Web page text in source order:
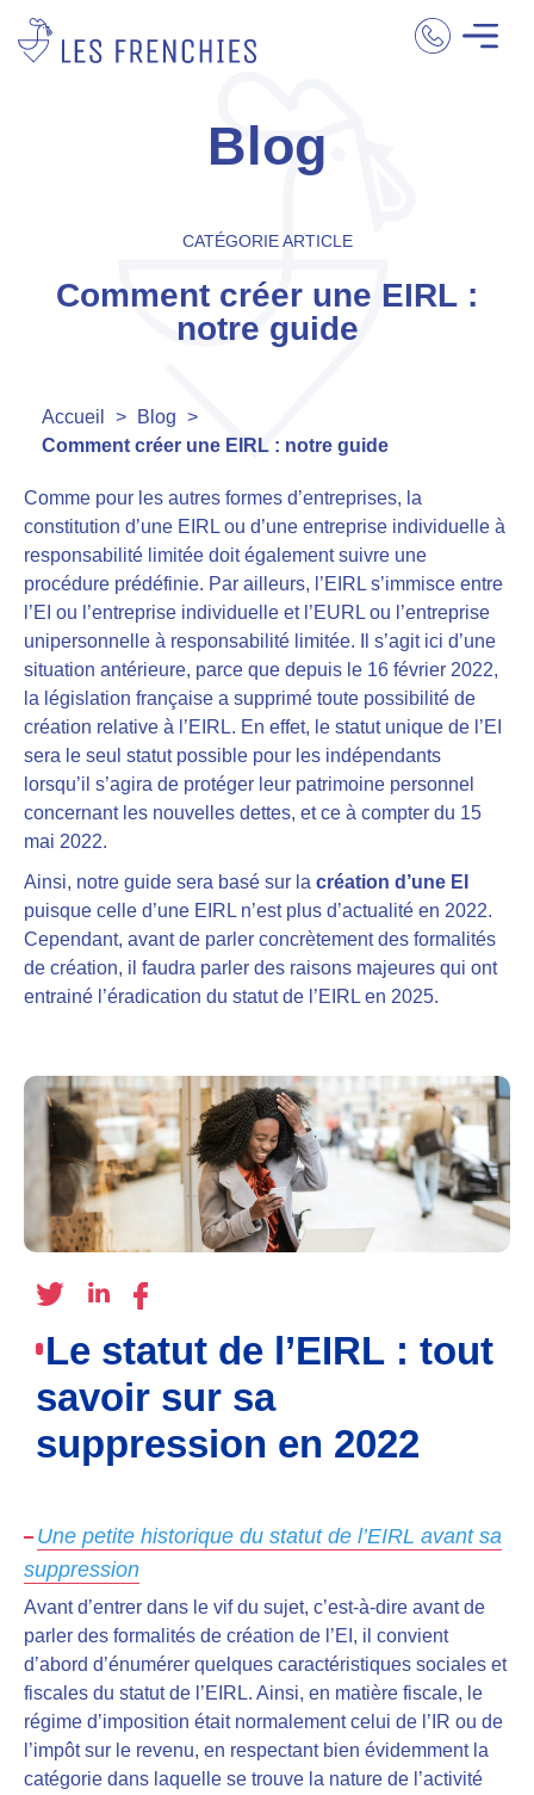
Blog
CATÉGORIE ARTICLE
Comment créer une EIRL :
notre guide
Accueil > Blog >
Comment créer une EIRL : notre guide
Comme pour les autres formes d’entreprises, la
constitution d’une EIRL ou d’une entreprise individuelle à
responsabilité limitée doit également suivre une
procédure prédéfinie. Par ailleurs, l’EIRL s’immisce entre
l’EI ou l’entreprise individuelle et l’EURL ou l’entreprise
unipersonnelle à responsabilité limitée. Il s’agit ici d’une
situation antérieure, parce que depuis le 16 février 2022,
la législation française a supprimé toute possibilité de
création relative à l’EIRL. En effet, le statut unique de l’EI
sera le seul statut possible pour les indépendants
lorsqu’il s’agira de protéger leur patrimoine personnel
concernant les nouvelles dettes, et ce à compter du 15
mai 2022.
Ainsi, notre guide sera basé sur la création d’une EI
puisque celle d’une EIRL n’est plus d’actualité en 2022.
Cependant, avant de parler concrètement des formalités
de création, il faudra parler des raisons majeures qui ont
entrainé l’éradication du statut de l’EIRL en 2025.
Le statut de l’EIRL : tout
savoir sur sa
suppression en 2022
Une petite historique du statut de l’EIRL avant sa
suppression
Avant d’entrer dans le vif du sujet, c’est-à-dire avant de
parler des formalités de création de l’EI, il convient
d’abord d’énumérer quelques caractéristiques sociales et
fiscales du statut de l’EIRL. Ainsi, en matière fiscale, le
régime d’imposition était normalement celui de l’IR ou de
l’impôt sur le revenu, en respectant bien évidemment la
catégorie dans laquelle se trouve la nature de l’activité